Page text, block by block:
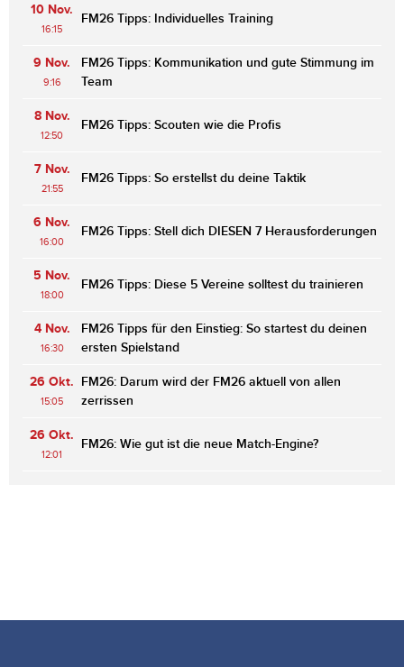
10 Nov.
16:15
FM26 Tipps: Individuelles Training
9 Nov.
9:16
FM26 Tipps: Kommunikation und gute Stimmung im
Team
8 Nov.
12:50
FM26 Tipps: Scouten wie die Profis
7 Nov.
21:55
FM26 Tipps: So erstellst du deine Taktik
6 Nov.
16:00
FM26 Tipps: Stell dich DIESEN 7 Herausforderungen
5 Nov.
18:00
FM26 Tipps: Diese 5 Vereine solltest du trainieren
4 Nov.
16:30
FM26 Tipps für den Einstieg: So startest du deinen
ersten Spielstand
26 Okt.
15:05
FM26: Darum wird der FM26 aktuell von allen
zerrissen
26 Okt.
12:01
FM26: Wie gut ist die neue Match-Engine?